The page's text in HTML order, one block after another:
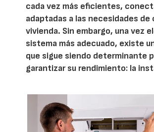
cada vez más eficientes,
adaptadas a las necesidades de
vivienda. Sin embargo, una vez
sistema más adecuado, existe
que sigue siendo determinante
garantizar su rendimiento: la